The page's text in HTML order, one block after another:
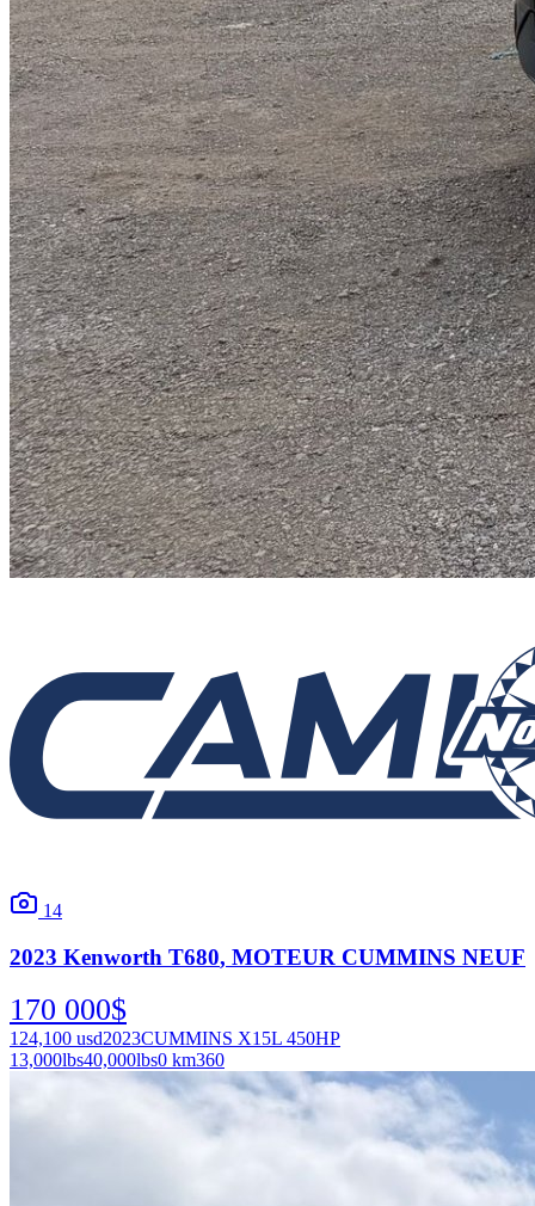
14
2023 Kenworth T680, MOTEUR CUMMINS NEUF
170 000$
124,100 usd2023CUMMINS X15L 450HP
13,000lbs40,000lbs0 km360